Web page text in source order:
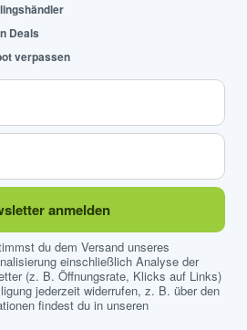
Deals
verpassen
anmelden
du dem Versand unseres
einschließlich Analyse der
(z. B. Öffnungsrate, Klicks auf Links)
jederzeit widerrufen, z. B. über den
findest du in unseren